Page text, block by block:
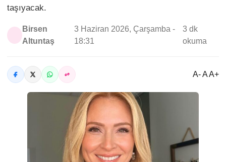
taşıyacak.
Birsen
Altuntaş
3 Haziran 2026, Çarşamba -
18:31
3 dk
okuma
A- A A+